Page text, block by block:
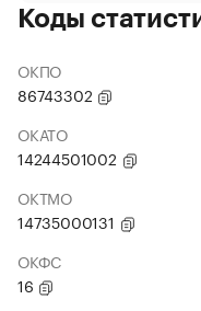
Коды
ОКПО
86743302
ОКАТО
14244501002
ОКТМО
14735000131
ОКФС
16